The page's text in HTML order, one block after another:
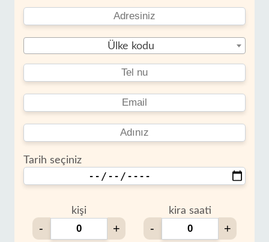
Ülke kodu
Tarih seçiniz
kişi
- +
kira saati
- +